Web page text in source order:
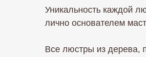
Уникальность каждой
лично основателем
Все люстры из дерева,